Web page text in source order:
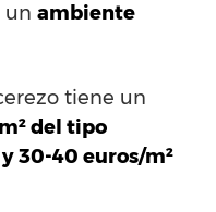
un ambiente
tiene un
del tipo
30-40 euros/m²